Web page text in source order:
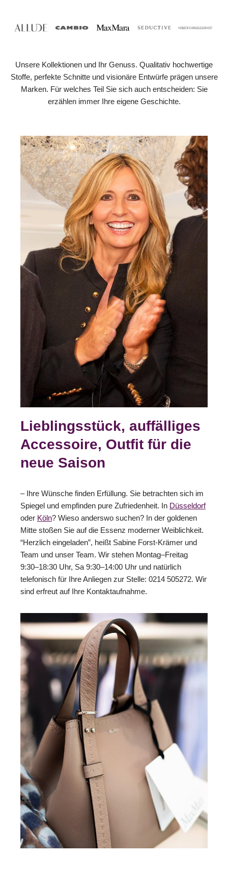
Unsere Kollektionen und Ihr Genuss. Qualitativ hochwertige
Stoffe, perfekte Schnitte und visionäre Entwürfe prägen unsere
Marken. Für welches Teil Sie sich auch entscheiden: Sie
erzählen immer Ihre eigene Geschichte.
Lieblingsstück, auffälliges
Accessoire, Outfit für die
neue Saison
– Ihre Wünsche finden Erfüllung. Sie betrachten sich im
Spiegel und empfinden pure Zufriedenheit. In Düsseldorf
oder Köln? Wieso anderswo suchen? In der goldenen
Mitte stoßen Sie auf die Essenz moderner Weiblichkeit.
“Herzlich eingeladen”, heißt Sabine Forst-Krämer und
Team und unser Team. Wir stehen Montag–Freitag
9:30–18:30 Uhr, Sa 9:30–14:00 Uhr und natürlich
telefonisch für Ihre Anliegen zur Stelle: 0214 505272. Wir
sind erfreut auf Ihre Kontaktaufnahme.